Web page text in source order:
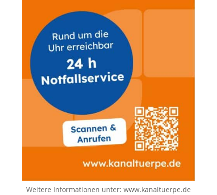
Weitere Informationen unter: www.kanaltuerpe.de